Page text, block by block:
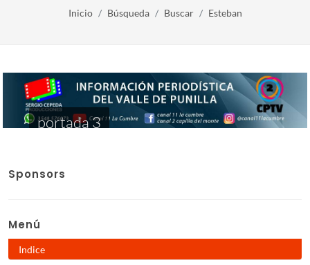
Inicio Búsqueda Buscar Esteban
portada 3
Sponsors
Menú
Indice